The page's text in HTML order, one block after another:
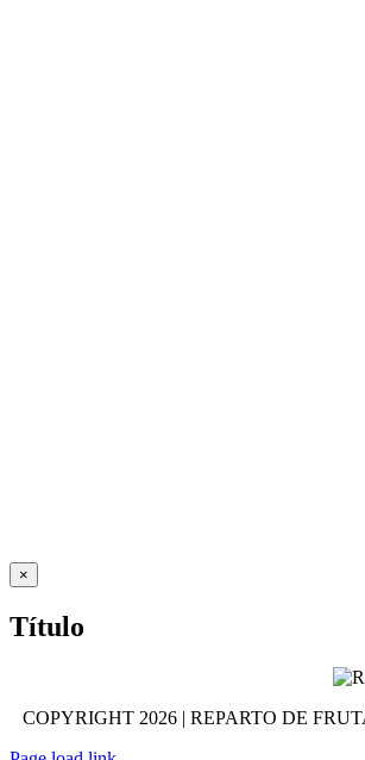
Close
product
view
×
Título
COPYRIGHT 2026 | REPARTO DE